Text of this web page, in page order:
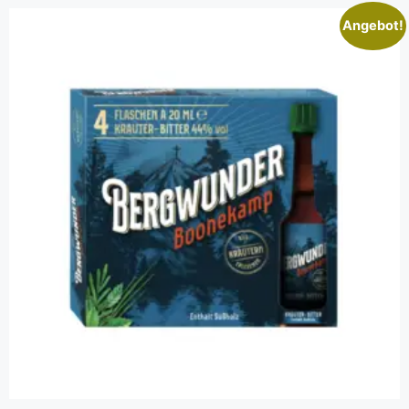
Angebot!